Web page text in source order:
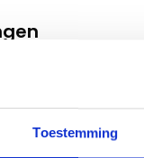
Toestemming
randloos
aanpassen.
foto’s.